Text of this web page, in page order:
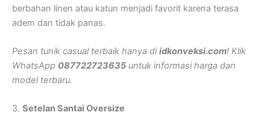
berbahan linen atau katun menjadi favorit karena terasa
adem dan tidak panas.
Pesan tunik casual terbaik hanya diidkonveksi.com! Klik
WhatsApp 087722723635 untuk informasi harga dan
model terbaru.
3. Setelan Santai Oversize